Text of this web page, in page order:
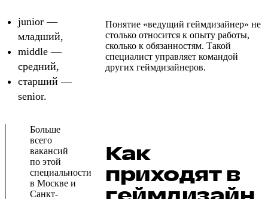
junior —
младший,
middle —
средний,
старший —
senior.
Понятие «ведущий геймдизайнер» не
столько относится к опыту работы,
сколько к обязанностям. Такой
специалист управляет командой
других геймдизайнеров.
Больше
всего
вакансий
по этой
специальности
в Москве и
Санкт-
Как
приходят в